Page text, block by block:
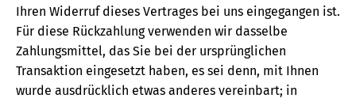
Ihren Widerruf dieses Vertrages bei uns eingegangen ist.
Für diese Rückzahlung verwenden wir dasselbe
Zahlungsmittel, das Sie bei der ursprünglichen
Transaktion eingesetzt haben, es sei denn, mit Ihnen
wurde ausdrücklich etwas anderes vereinbart; in